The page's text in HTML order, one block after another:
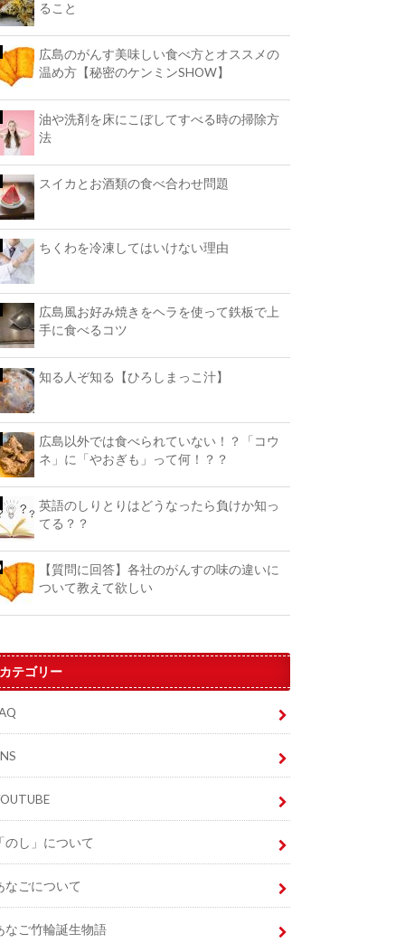
ること
広島のがんす美味しい食べ方とオススメの
温め方【秘密のケンミンSHOW】
油や洗剤を床にこぼしてすべる時の掃除方
法
スイカとお酒類の食べ合わせ問題
ちくわを冷凍してはいけない理由
広島風お好み焼きをヘラを使って鉄板で上
手に食べるコツ
知る人ぞ知る【ひろしまっこ汁】
広島以外では食べられていない！？「コウ
ネ」に「やおぎも」って何！？？
英語のしりとりはどうなったら負けか知っ
てる？？
【質問に回答】各社のがんすの味の違いに
ついて教えて欲しい
テゴリー
のし」について
なごについて
なご竹輪誕生物語